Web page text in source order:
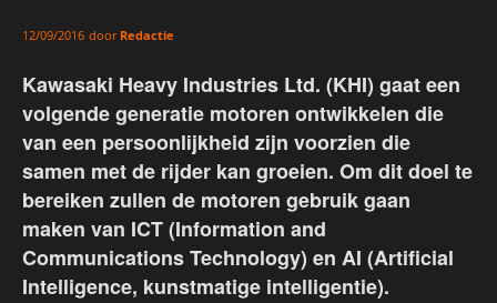
12/09/2016 door Redactie
Kawasaki Heavy Industries Ltd. (KHI) gaat een
volgende generatie motoren ontwikkelen die
van een persoonlijkheid zijn voorzien die
samen met de rijder kan groeien. Om dit doel te
bereiken zullen de motoren gebruik gaan
maken van ICT (Information and
Communications Technology) en AI (Artificial
Intelligence, kunstmatige intelligentie).